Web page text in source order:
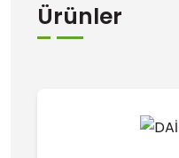
Ürünler